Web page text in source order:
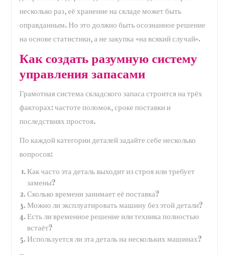
несколько раз, её хранение на складе может быть
оправданным. Но это должно быть осознанное решение
на основе статистики, а не закупка «на всякий случай».
Как создать разумную систему
управления запасами
Грамотная система складского запаса строится на трёх
факторах: частоте поломок, сроке поставки и
последствиях простоя.
По каждой категории деталей задайте себе несколько
вопросов:
Как часто эта деталь выходит из строя или требует
замены?
Сколько времени занимает её поставка?
Можно ли эксплуатировать машину без этой детали?
Есть ли временное решение или техника полностью
встаёт?
Используется ли эта деталь на нескольких машинах?